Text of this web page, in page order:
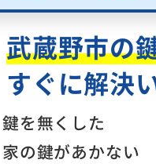
武蔵野市の
すぐに解決
鍵を無くした
家の鍵があかない